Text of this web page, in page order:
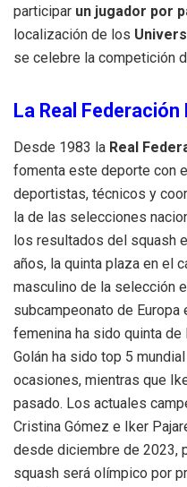
participar un jugador por
localización de los
se celebre la competición
La Real
Desde 1983 la Real
fomenta este deporte con
deportistas, técnicos y
la de las selecciones
los resultados del squash
años, la quinta plaza en el
masculino de la selección
subcampeonato de
femenina ha sido quinta de
Golán ha sido top 5
ocasiones, mientras que
pasado. Los actuales
Cristina Gómez e Iker
desde diciembre de 2023,
squash será olímpico por